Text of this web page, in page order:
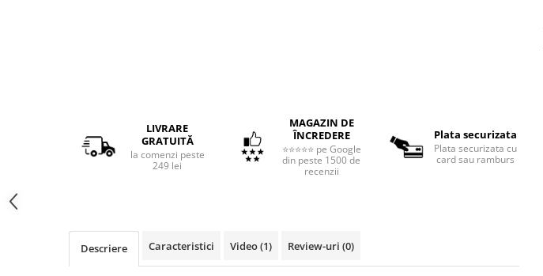
LIVRARE
GRATUITĂ
la comenzi peste
249 lei
MAGAZIN DE
ÎNCREDERE
⭐⭐⭐⭐⭐ pe Google
din peste 1500 de
recenzii
Plata securizata
Plata securizata cu
card sau ramburs
Descriere Caracteristici Video(1) Review-uri (0)